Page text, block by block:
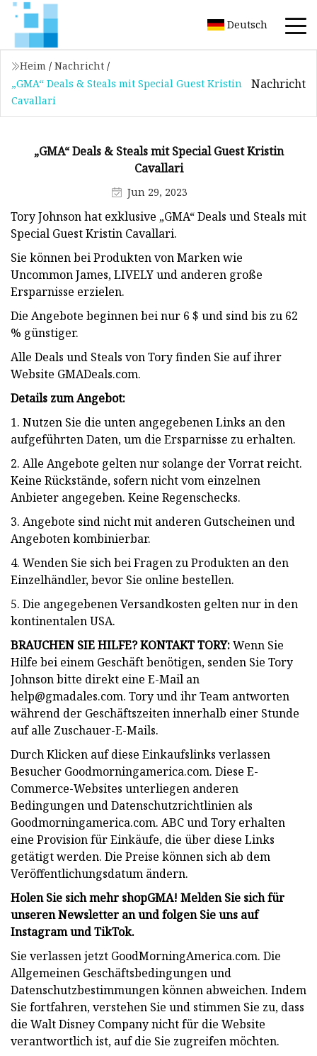
Deutsch
Heim / Nachricht /
„GMA“ Deals & Steals mit Special Guest Kristin
Cavallari
Nachricht
„GMA“ Deals & Steals mit Special Guest Kristin
Cavallari
Jun 29, 2023
Tory Johnson hat exklusive „GMA“ Deals und Steals mit
Special Guest Kristin Cavallari.
Sie können bei Produkten von Marken wie
Uncommon James, LIVELY und anderen große
Ersparnisse erzielen.
Die Angebote beginnen bei nur 6 $ und sind bis zu 62
% günstiger.
Alle Deals und Steals von Tory finden Sie auf ihrer
Website GMADeals.com.
Details zum Angebot:
1. Nutzen Sie die unten angegebenen Links an den
aufgeführten Daten, um die Ersparnisse zu erhalten.
2. Alle Angebote gelten nur solange der Vorrat reicht.
Keine Rückstände, sofern nicht vom einzelnen
Anbieter angegeben. Keine Regenschecks.
3. Angebote sind nicht mit anderen Gutscheinen und
Angeboten kombinierbar.
4. Wenden Sie sich bei Fragen zu Produkten an den
Einzelhändler, bevor Sie online bestellen.
5. Die angegebenen Versandkosten gelten nur in den
kontinentalen USA.
BRAUCHEN SIE HILFE? KONTAKT TORY:Wenn Sie
Hilfe bei einem Geschäft benötigen, senden Sie Tory
Johnson bitte direkt eine E-Mail an
help@gmadales.com. Tory und ihr Team antworten
während der Geschäftszeiten innerhalb einer Stunde
auf alle Zuschauer-E-Mails.
Durch Klicken auf diese Einkaufslinks verlassen
Besucher Goodmorningamerica.com. Diese E-
Commerce-Websites unterliegen anderen
Bedingungen und Datenschutzrichtlinien als
Goodmorningamerica.com. ABC und Tory erhalten
eine Provision für Einkäufe, die über diese Links
getätigt werden. Die Preise können sich ab dem
Veröffentlichungsdatum ändern.
Holen Sie sich mehr shopGMA! Melden Sie sich für
unseren Newsletter an und folgen Sie uns auf
Instagram und TikTok.
Sie verlassen jetzt GoodMorningAmerica.com. Die
Allgemeinen Geschäftsbedingungen und
Datenschutzbestimmungen können abweichen. Indem
Sie fortfahren, verstehen Sie und stimmen Sie zu, dass
die Walt Disney Company nicht für die Website
verantwortlich ist, auf die Sie zugreifen möchten.